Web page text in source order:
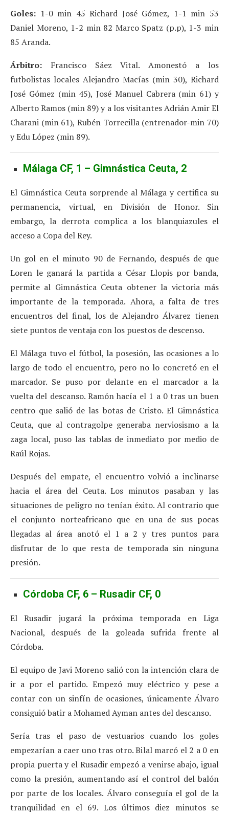
Goles: 1-0 min 45 Richard José Gómez, 1-1 min 53
Daniel Moreno, 1-2 min 82 Marco Spatz (p.p), 1-3 min
85 Aranda.
Árbitro: Francisco Sáez Vital. Amonestó a los
futbolistas locales Alejandro Macías (min 30), Richard
José Gómez (min 45), José Manuel Cabrera (min 61) y
Alberto Ramos (min 89) y a los visitantes Adrián Amir El
Charani (min 61), Rubén Torrecilla (entrenador-min 70)
y Edu López (min 89).
Málaga CF, 1 – Gimnástica Ceuta, 2
El Gimnástica Ceuta sorprende al Málaga y certifica su
permanencia, virtual, en División de Honor. Sin
embargo, la derrota complica a los blanquiazules el
acceso a Copa del Rey.
Un gol en el minuto 90 de Fernando, después de que
Loren le ganará la partida a César Llopis por banda,
permite al Gimnástica Ceuta obtener la victoria más
importante de la temporada. Ahora, a falta de tres
encuentros del final, los de Alejandro Álvarez tienen
siete puntos de ventaja con los puestos de descenso.
El Málaga tuvo el fútbol, la posesión, las ocasiones a lo
largo de todo el encuentro, pero no lo concretó en el
marcador. Se puso por delante en el marcador a la
vuelta del descanso. Ramón hacía el 1 a 0 tras un buen
centro que salió de las botas de Cristo. El Gimnástica
Ceuta, que al contragolpe generaba nerviosismo a la
zaga local, puso las tablas de inmediato por medio de
Raúl Rojas.
Después del empate, el encuentro volvió a inclinarse
hacia el área del Ceuta. Los minutos pasaban y las
situaciones de peligro no tenían éxito. Al contrario que
el conjunto norteafricano que en una de sus pocas
llegadas al área anotó el 1 a 2 y tres puntos para
disfrutar de lo que resta de temporada sin ninguna
presión.
Córdoba CF, 6 – Rusadir CF, 0
El Rusadir jugará la próxima temporada en Liga
Nacional, después de la goleada sufrida frente al
Córdoba.
El equipo de Javi Moreno salió con la intención clara de
ir a por el partido. Empezó muy eléctrico y pese a
contar con un sinfín de ocasiones, únicamente Álvaro
consiguió batir a Mohamed Ayman antes del descanso.
Sería tras el paso de vestuarios cuando los goles
empezarían a caer uno tras otro. Bilal marcó el 2 a 0 en
propia puerta y el Rusadir empezó a venirse abajo, igual
como la presión, aumentando así el control del balón
por parte de los locales. Álvaro conseguía el gol de la
tranquilidad en el 69. Los últimos diez minutos se